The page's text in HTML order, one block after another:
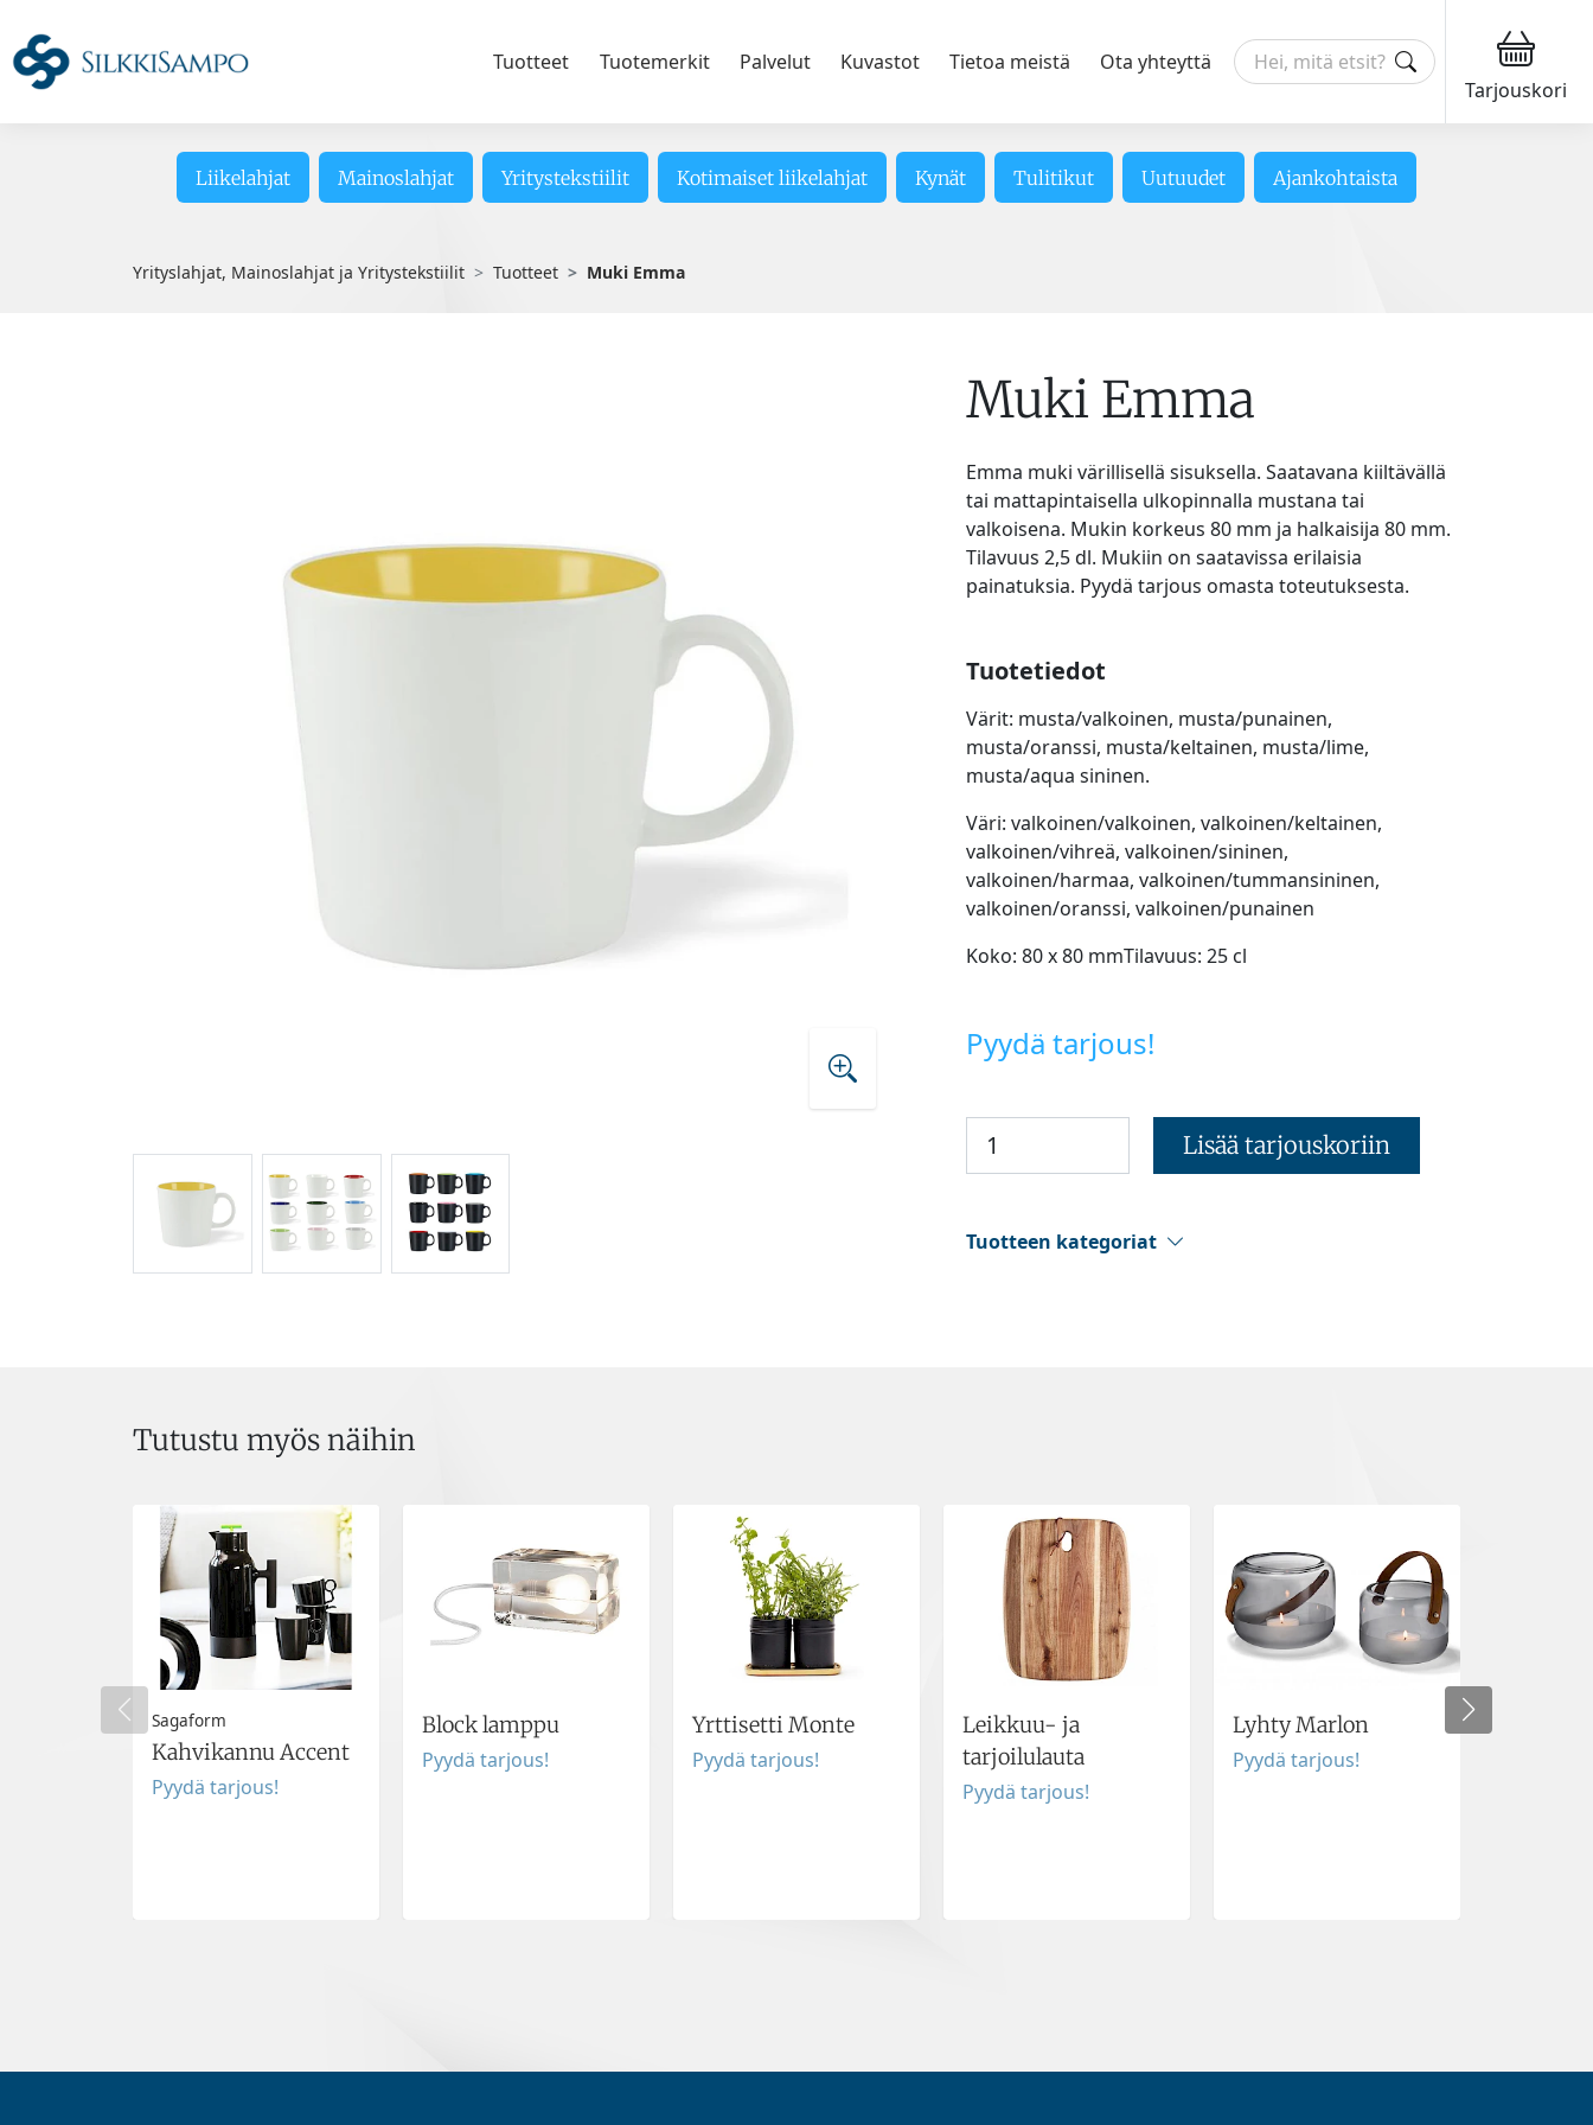
Tuotteet Tuotemerkit Palvelut Kuvastot Tietoa meistä
Ota yhteyttä
Tarjouskori
Liikelahjat Mainoslahjat Yritystekstiilit Kotimaiset liikelahjat Kynät Tulitikut Uutuudet Ajankohtaista
Yrityslahjat, Mainoslahjat ja Yritystekstiilit Tuotteet Muki Emma
Muki Emma
Emma muki värillisellä sisuksella. Saatavana kiiltävällä
tai mattapintaisella ulkopinnalla mustana tai
valkoisena. Mukin korkeus 80 mm ja halkaisija 80 mm.
Tilavuus 2,5 dl. Mukiin on saatavissa erilaisia
painatuksia. Pyydä tarjous omasta toteutuksesta.
Tuotetiedot
Värit: musta/valkoinen, musta/punainen,
musta/oranssi, musta/keltainen, musta/lime,
musta/aqua sininen.
Väri: valkoinen/valkoinen, valkoinen/keltainen,
valkoinen/vihreä, valkoinen/sininen,
valkoinen/harmaa, valkoinen/tummansininen,
valkoinen/oranssi, valkoinen/punainen
Koko: 80 x 80 mmTilavuus: 25 cl
Pyydä tarjous!
Lisää tarjouskoriin
Tuotteen kategoriat
Tutustu myös näihin
Sagaform
Kahvikannu Accent
Pyydä tarjous!
Block lamppu
Pyydä tarjous!
Yrttisetti Monte
Pyydä tarjous!
Leikkuu- ja
tarjoilulauta
Pyydä tarjous!
Lyhty Marlon
Pyydä tarjous!